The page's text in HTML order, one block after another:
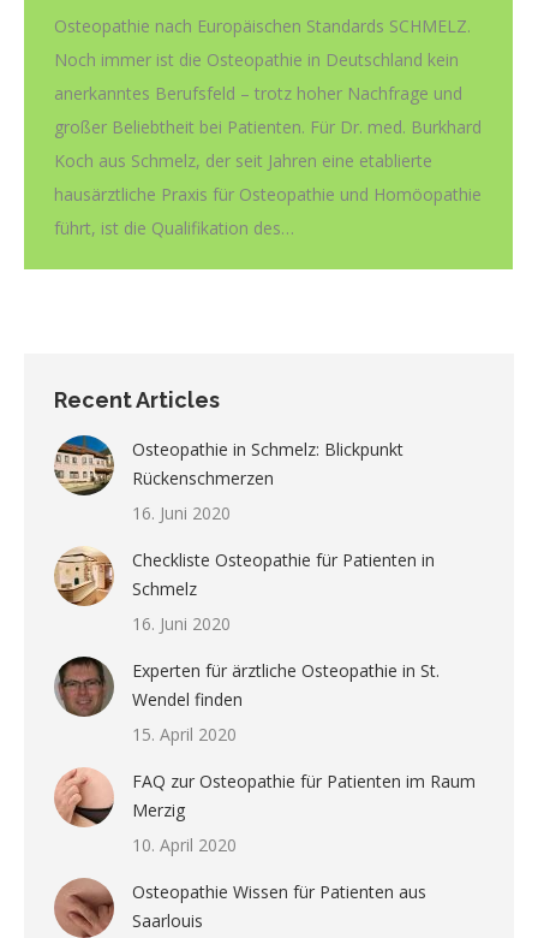
Osteopathie nach Europäischen Standards SCHMELZ.
Noch immer ist die Osteopathie in Deutschland kein
anerkanntes Berufsfeld – trotz hoher Nachfrage und
großer Beliebtheit bei Patienten. Für Dr. med. Burkhard
Koch aus Schmelz, der seit Jahren eine etablierte
hausärztliche Praxis für Osteopathie und Homöopathie
führt, ist die Qualifikation des…
Recent Articles
Osteopathie in Schmelz: Blickpunkt
Rückenschmerzen
16. Juni 2020
Checkliste Osteopathie für Patienten in
Schmelz
16. Juni 2020
Experten für ärztliche Osteopathie in St.
Wendel finden
15. April 2020
FAQ zur Osteopathie für Patienten im Raum
Merzig
10. April 2020
Osteopathie Wissen für Patienten aus
Saarlouis